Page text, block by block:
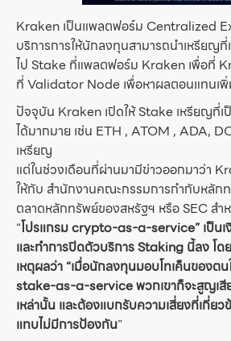
Kraken เป็นแพลตฟอร์ม Centralized
บริการการให้นักลงทุนสามารถนำเหรียญ
ไป Stake ที่แพลตฟอร์ม Kraken เพื่อที่
ที่ Validator Node เพื่อหาผลตอนแทนเพิ่
ปัจจุบัน Kraken เปิดให้ Stake เหรียญที่
ได้มากมาย เช่น ETH , ATOM , ADA,
เหรียญ
แต่ในช่วงเดือนที่ผ่านมามีข่าวออกมาว่า
ให้กับ สำนักงานคณะกรรมการกำกับหลัก
ตลาดหลักทรัพย์ของสหรัฐฯ หรือ SEC สำ
“โปรแกรม crypto-as-a-service” เป็นเ
และทำการปิดตัวบริการ Staking นี้ลง โด
เหตุผลว่า “เมื่อนักลงทุนมอบโทเค็นของต
stake-as-a-service พวกเขาก็จะสูญเสี
เหล่านั้น และต้องแบกรับความเสี่ยงที่เกี่ย
แทบไม่มีการป้องกัน”